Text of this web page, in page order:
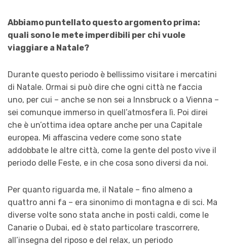
Abbiamo puntellato questo argomento prima:
quali sono le mete imperdibili per chi vuole
viaggiare a Natale?
Durante questo periodo è bellissimo visitare i mercatini
di Natale. Ormai si può dire che ogni città ne faccia
uno, per cui – anche se non sei a Innsbruck o a Vienna –
sei comunque immerso in quell’atmosfera lì. Poi direi
che è un’ottima idea optare anche per una Capitale
europea. Mi affascina vedere come sono state
addobbate le altre città, come la gente del posto vive il
periodo delle Feste, e in che cosa sono diversi da noi.
Per quanto riguarda me, il Natale – fino almeno a
quattro anni fa – era sinonimo di montagna e di sci. Ma
diverse volte sono stata anche in posti caldi, come le
Canarie o Dubai, ed è stato particolare trascorrere,
all’insegna del riposo e del relax, un periodo